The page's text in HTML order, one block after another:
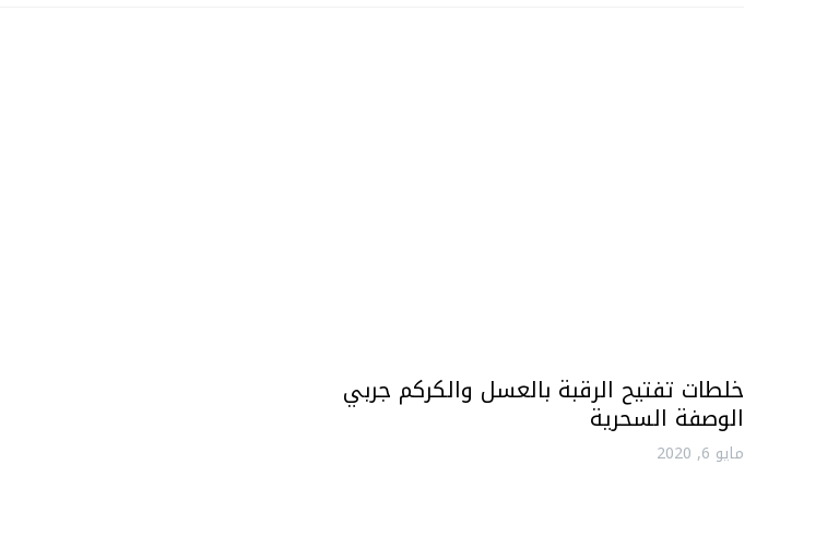
خلطات تفتيح الرقبة بالعسل والكركم جربي
الوصفة السحرية
مايو 6, 2020